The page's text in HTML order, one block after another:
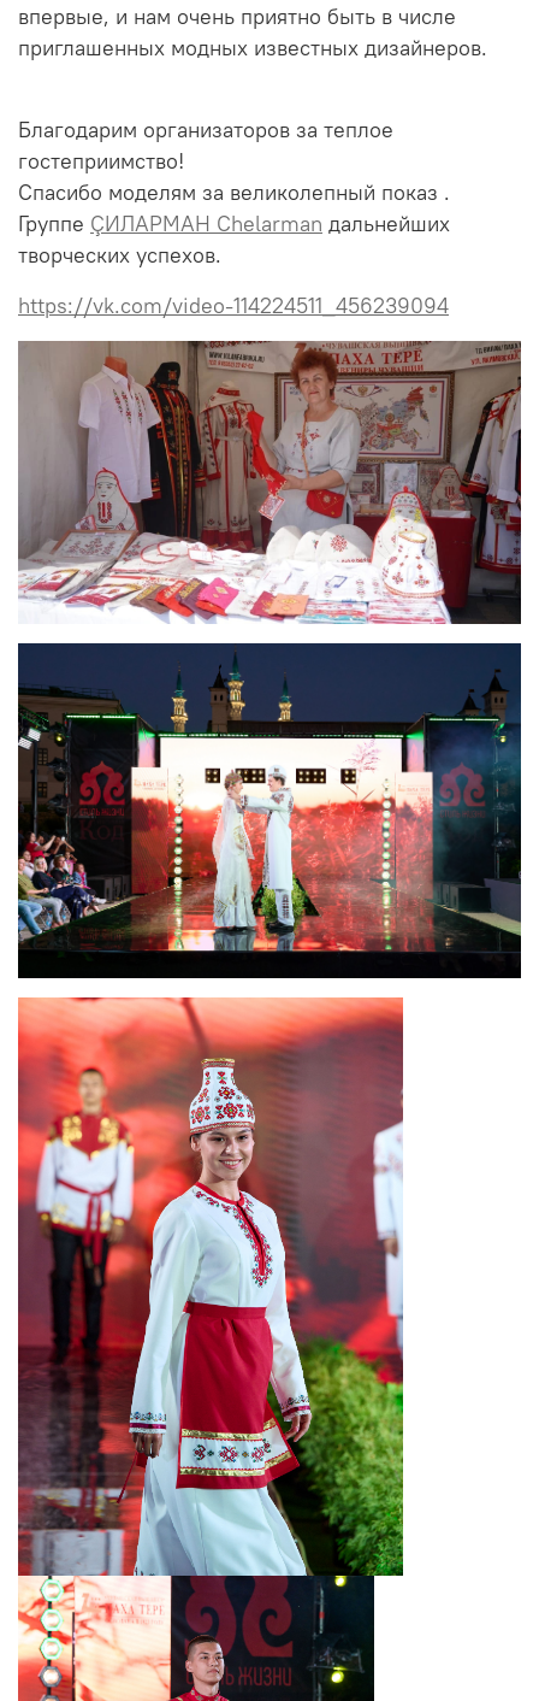
впервые, и нам очень приятно быть в числе
приглашенных модных известных дизайнеров.
Благодарим организаторов за теплое
гостеприимство!
Спасибо моделям за великолепный показ .
Группе ÇИЛАРМАН Chelarman дальнейших
творческих успехов.
https://vk.com/video-114224511_456239094